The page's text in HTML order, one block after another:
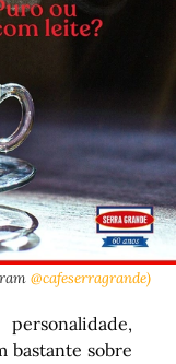
@cafeserragrande)
bastante sobre